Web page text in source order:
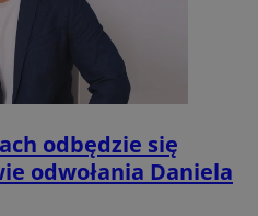
odbędzie się
odwołania Daniela